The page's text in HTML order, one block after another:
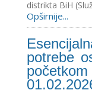
distrikta BiH
Opširnije...
potrebe